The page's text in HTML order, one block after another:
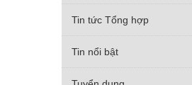
Tin tức Tổng hợp
Tin nổi bật